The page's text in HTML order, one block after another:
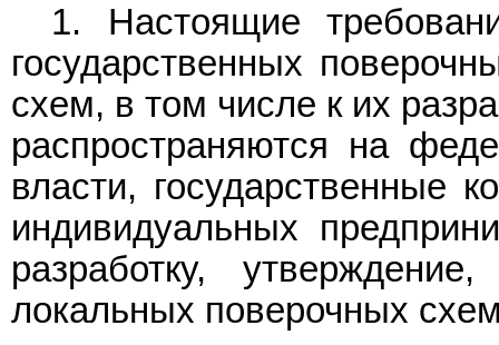
1. Настоящие
государственных
схем, в том числе к их
распространяются на
власти, государственные
индивидуальных
разработку,
локальных поверочных